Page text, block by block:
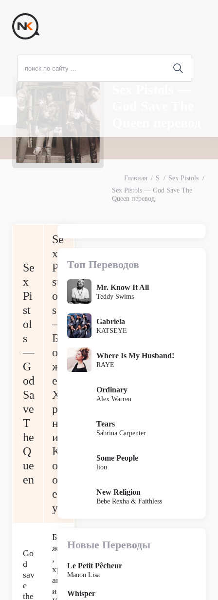
Главная S
Sex Pistols
Sex Pistols — God Save The
Queen перевод
Se
x
Pi
st
ol
s
—
G
od
Sa
ve
T
he
Q
ue
en
Se
x
Pi
st
ol
s
—
Б
о
ж
е,
Х
ра
н
и
К
ор
ол
ев
у
Go
d
sav
e
the
Бо
же
,
хр
ан
и
Топ Переводов
Mr. Know It All
Teddy Swims
Gabriela
KATSEYE
Where Is My Husband!
RAYE
Ordinary
Alex Warren
Tears
Sabrina Carpenter
Some People
liou
New Religion
Bebe Rexha & Faithless
Новые Переводы
Le Petit Pêcheur
Manon Lisa
Whisper